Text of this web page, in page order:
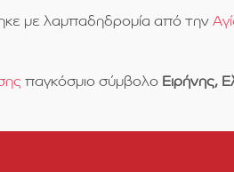
με λαμπαδηδρομία από την
παγκόσμιο σύμβολο Ειρήνης,